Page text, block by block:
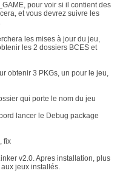
pour voir si il contient des
et vous devrez suivre les
les mises à jour du jeu,
les 2 dossiers BCES et
obtenir 3 PKGs, un pour le jeu,
qui porte le nom du jeu
lancer le Debug package
fix
v2.0. Apres installation, plus
jeux installés.